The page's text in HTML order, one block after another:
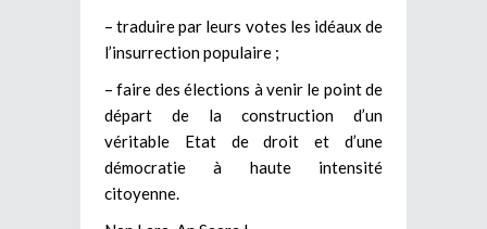
– traduire par leurs votes les idéaux de
l’insurrection populaire ;
– faire des élections à venir le point de
départ de la construction d’un
véritable Etat de droit et d’une
démocratie à haute intensité
citoyenne.